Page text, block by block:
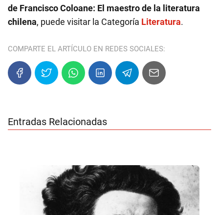
de Francisco Coloane: El maestro de la literatura
chilena, puede visitar la Categoría Literatura.
COMPARTE EL ARTÍCULO EN REDES SOCIALES:
Entradas Relacionadas